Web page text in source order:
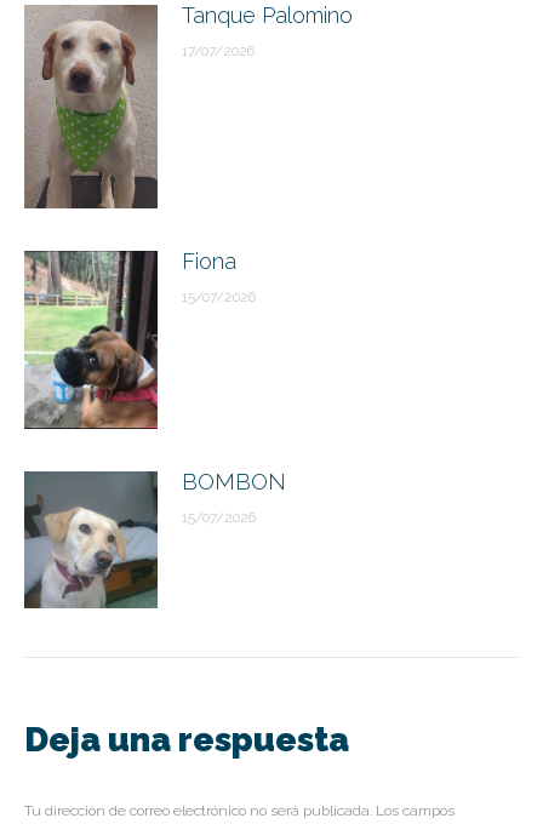
Tanque Palomino
17/07/2026
Fiona
15/07/2026
BOMBON
15/07/2026
Deja una respuesta
Tu dirección de correo electrónico no será publicada. Los campos